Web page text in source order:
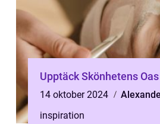
Upptäck Skönhetens
14 oktober 2024
inspiration